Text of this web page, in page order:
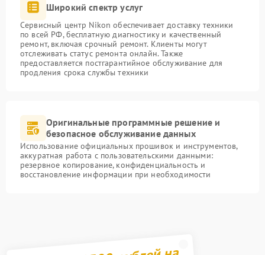
Широкий спектр услуг
Сервисный центр Nikon обеспечивает доставку техники
по всей РФ, бесплатную диагностику и качественный
ремонт, включая срочный ремонт. Клиенты могут
отслеживать статус ремонта онлайн. Также
предоставляется постгарантийное обслуживание для
продления срока службы техники
Оригинальные программные решение и
безопасное обслуживание данных
Использование официальных прошивок и инструментов,
аккуратная работа с пользовательскими данными:
резервное копирование, конфиденциальность и
восстановление информации при необходимости